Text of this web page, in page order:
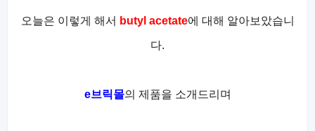
오늘은 이렇게 해서 butyl acetate에 대해 알아보았습니
다.
e브릭몰의 제품을 소개드리며